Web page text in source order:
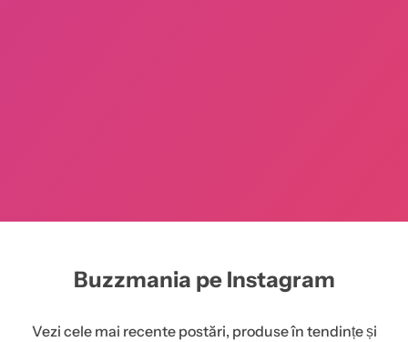
Buzzmania pe Instagram
Vezi cele mai recente postări, produse în tendințe și